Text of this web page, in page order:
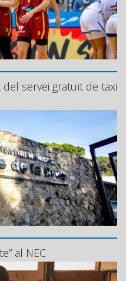
servei gratuït de taxi
al NEC